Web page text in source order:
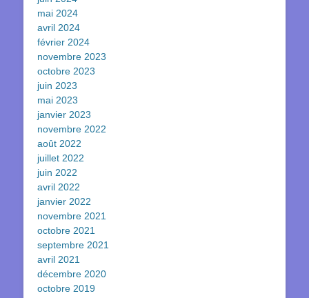
mai 2024
avril 2024
février 2024
novembre 2023
octobre 2023
juin 2023
mai 2023
janvier 2023
novembre 2022
août 2022
juillet 2022
juin 2022
avril 2022
janvier 2022
novembre 2021
octobre 2021
septembre 2021
avril 2021
décembre 2020
octobre 2019